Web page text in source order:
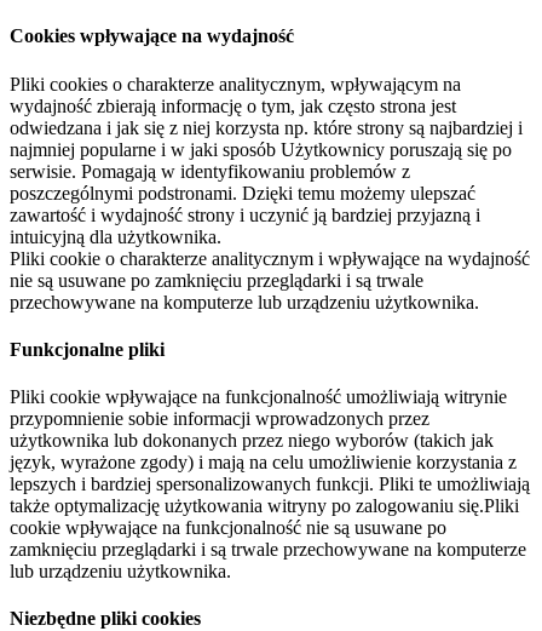
Cookies wpływające na wydajność
Pliki cookies o charakterze analitycznym, wpływającym na
wydajność zbierają informację o tym, jak często strona jest
odwiedzana i jak się z niej korzysta np. które strony są najbardziej i
najmniej popularne i w jaki sposób Użytkownicy poruszają się po
serwisie. Pomagają w identyfikowaniu problemów z
poszczególnymi podstronami. Dzięki temu możemy ulepszać
zawartość i wydajność strony i uczynić ją bardziej przyjazną i
intuicyjną dla użytkownika.
Pliki cookie o charakterze analitycznym i wpływające na wydajność
nie są usuwane po zamknięciu przeglądarki i są trwale
przechowywane na komputerze lub urządzeniu użytkownika.
Funkcjonalne pliki
Pliki cookie wpływające na funkcjonalność umożliwiają witrynie
przypomnienie sobie informacji wprowadzonych przez
użytkownika lub dokonanych przez niego wyborów (takich jak
język, wyrażone zgody) i mają na celu umożliwienie korzystania z
lepszych i bardziej spersonalizowanych funkcji. Pliki te umożliwiają
także optymalizację użytkowania witryny po zalogowaniu się.Pliki
cookie wpływające na funkcjonalność nie są usuwane po
zamknięciu przeglądarki i są trwale przechowywane na komputerze
lub urządzeniu użytkownika.
Niezbędne pliki cookies